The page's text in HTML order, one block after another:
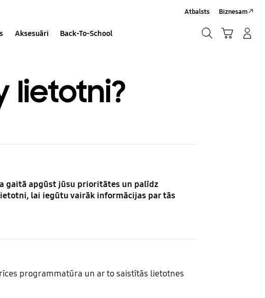
Aksesuāri Back-To-School
Atbalsts Biznesam
lietotni?
gaitā apgūst jūsu prioritātes un palīdz
lai iegūtu vairāk informācijas par tās
programmatūra un ar to saistītās lietotnes